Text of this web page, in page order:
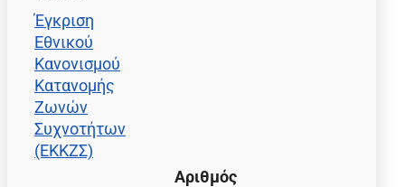
Έγκριση
Εθνικού
Κανονισμού
Κατανομής
Ζωνών
Συχνοτήτων
(ΕΚΚΖΣ)
Αριθμός